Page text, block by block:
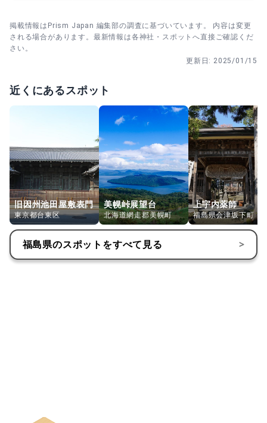
掲載情報はPrism Japan 編集部の調査に基づいています。 内容は変更
される場合があります。最新情報は各神社・スポットへ直接ご確認くだ
さい。
更新日: 2025/01/15
近くにあるスポット
旧因州池田屋敷表門
東京都台東区
美幌峠展望台
北海道網走郡美幌町
上宇内薬師
福島県会津坂下町
福島県のスポットをすべて見る >